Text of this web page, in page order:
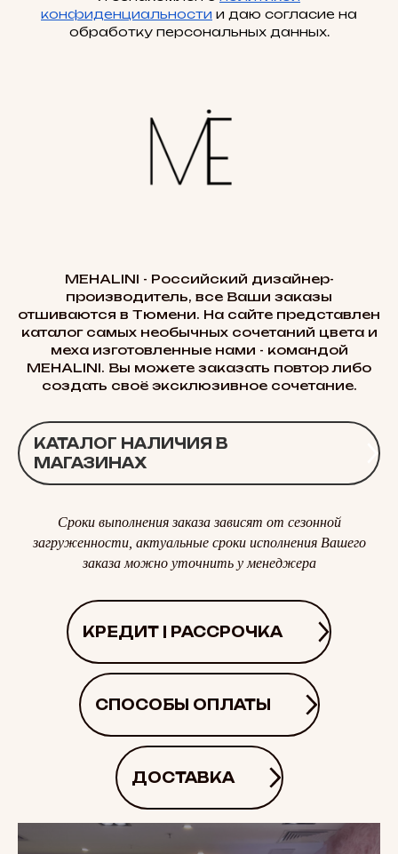
конфиденциальности и даю согласие на
обработку персональных данных.
MEHALINI - Российский дизайнер-
производитель, все Ваши заказы
отшиваются в Тюмени. На сайте представлен
каталог самых необычных сочетаний цвета и
меха изготовленные нами - командой
MEHALINI. Вы можете заказать повтор либо
создать своё эксклюзивное сочетание.
КАТАЛОГ НАЛИЧИЯ В
МАГАЗИНАХ
Сроки выполнения заказа зависят от сезонной
загруженности, актуальные сроки исполнения Вашего
заказа можно уточнить у менеджера
КРЕДИТ | РАССРОЧКА
СПОСОБЫ ОПЛАТЫ
ДОСТАВКА